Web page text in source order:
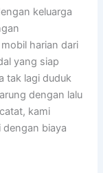
keluarga
harian dari
yang siap
tak lagi duduk
dengan lalu
kami
dengan biaya